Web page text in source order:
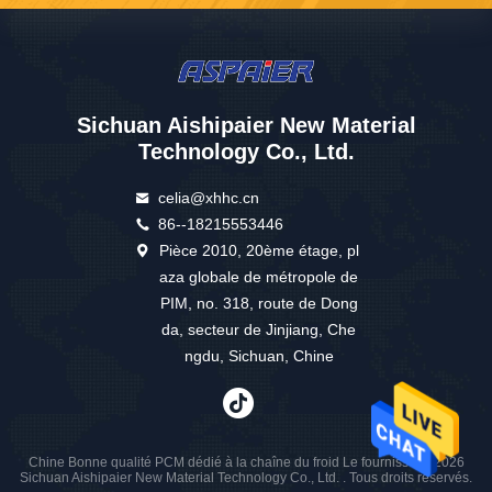
Sichuan Aishipaier New Material
Technology Co., Ltd.
celia@xhhc.cn
86--18215553446
Pièce 2010, 20ème étage, pl
aza globale de métropole de
PIM, no. 318, route de Dong
da, secteur de Jinjiang, Che
ngdu, Sichuan, Chine
Chine Bonne qualité PCM dédié à la chaîne du froid Le fournisseur. 2026
Sichuan Aishipaier New Material Technology Co., Ltd. . Tous droits réservés.